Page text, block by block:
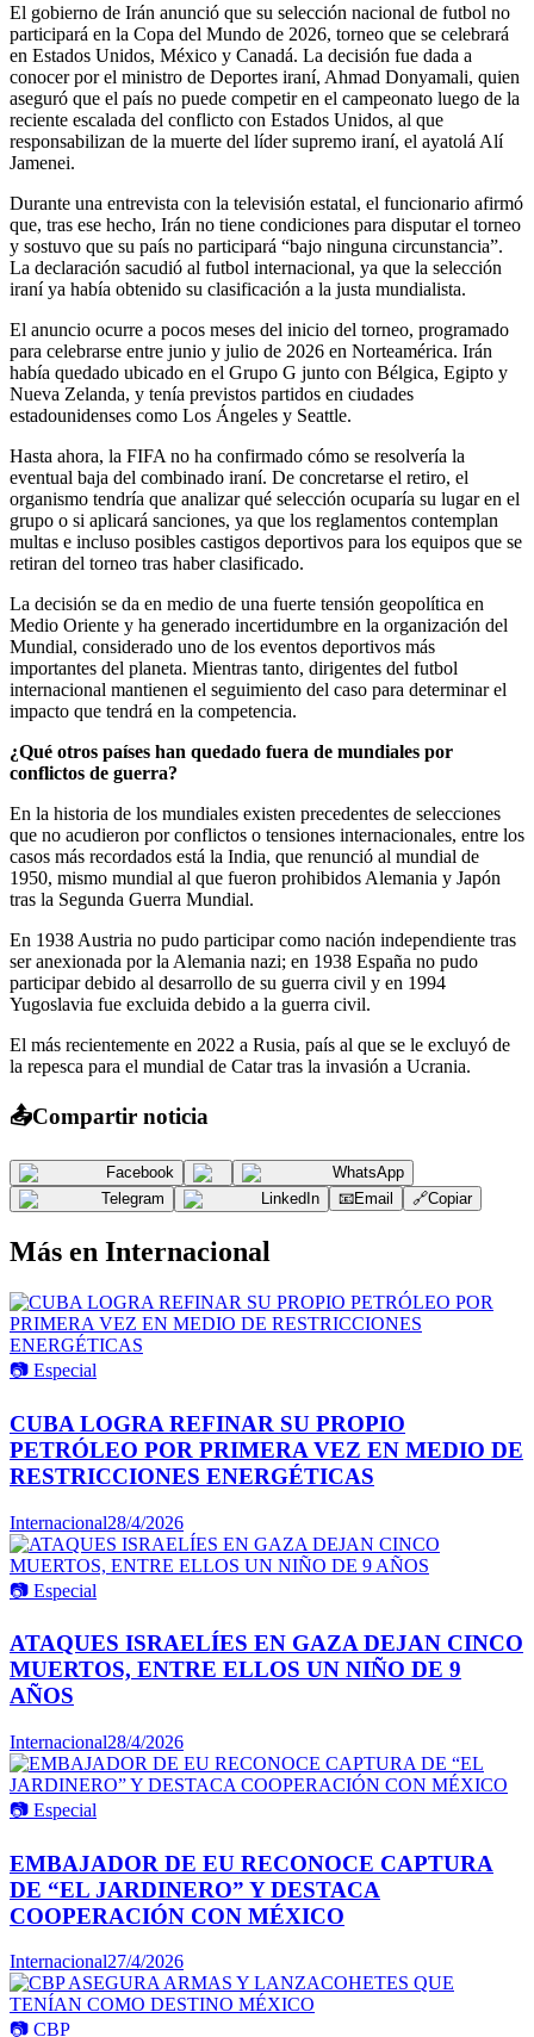
El gobierno de Irán anunció que su selección nacional de futbol no
participará en la Copa del Mundo de 2026, torneo que se celebrará
en Estados Unidos, México y Canadá. La decisión fue dada a
conocer por el ministro de Deportes iraní, Ahmad Donyamali, quien
aseguró que el país no puede competir en el campeonato luego de la
reciente escalada del conflicto con Estados Unidos, al que
responsabilizan de la muerte del líder supremo iraní, el ayatolá Alí
Jamenei.
Durante una entrevista con la televisión estatal, el funcionario afirmó
que, tras ese hecho, Irán no tiene condiciones para disputar el torneo
y sostuvo que su país no participará “bajo ninguna circunstancia”.
La declaración sacudió al futbol internacional, ya que la selección
iraní ya había obtenido su clasificación a la justa mundialista.
El anuncio ocurre a pocos meses del inicio del torneo, programado
para celebrarse entre junio y julio de 2026 en Norteamérica. Irán
había quedado ubicado en el Grupo G junto con Bélgica, Egipto y
Nueva Zelanda, y tenía previstos partidos en ciudades
estadounidenses como Los Ángeles y Seattle.
Hasta ahora, la FIFA no ha confirmado cómo se resolvería la
eventual baja del combinado iraní. De concretarse el retiro, el
organismo tendría que analizar qué selección ocuparía su lugar en el
grupo o si aplicará sanciones, ya que los reglamentos contemplan
multas e incluso posibles castigos deportivos para los equipos que se
retiran del torneo tras haber clasificado.
La decisión se da en medio de una fuerte tensión geopolítica en
Medio Oriente y ha generado incertidumbre en la organización del
Mundial, considerado uno de los eventos deportivos más
importantes del planeta. Mientras tanto, dirigentes del futbol
internacional mantienen el seguimiento del caso para determinar el
impacto que tendrá en la competencia.
¿Qué otros países han quedado fuera de mundiales por
conflictos de guerra?
En la historia de los mundiales existen precedentes de selecciones
que no acudieron por conflictos o tensiones internacionales, entre los
casos más recordados está la India, que renunció al mundial de
1950, mismo mundial al que fueron prohibidos Alemania y Japón
tras la Segunda Guerra Mundial.
En 1938 Austria no pudo participar como nación independiente tras
ser anexionada por la Alemania nazi; en 1938 España no pudo
participar debido al desarrollo de su guerra civil y en 1994
Yugoslavia fue excluida debido a la guerra civil.
El más recientemente en 2022 a Rusia, país al que se le excluyó de
la repesca para el mundial de Catar tras la invasión a Ucrania.
📤Compartir noticia
Facebook
WhatsApp
Telegram
LinkedIn 📧Email 🔗Copiar
Más en Internacional
📷 Especial
CUBA LOGRA REFINAR SU PROPIO
PETRÓLEO POR PRIMERA VEZ EN MEDIO DE
RESTRICCIONES ENERGÉTICAS
Internacional28/4/2026
📷 Especial
ATAQUES ISRAELÍES EN GAZA DEJAN CINCO
MUERTOS, ENTRE ELLOS UN NIÑO DE 9
AÑOS
Internacional28/4/2026
📷 Especial
EMBAJADOR DE EU RECONOCE CAPTURA
DE “EL JARDINERO” Y DESTACA
COOPERACIÓN CON MÉXICO
Internacional27/4/2026
📷 CBP